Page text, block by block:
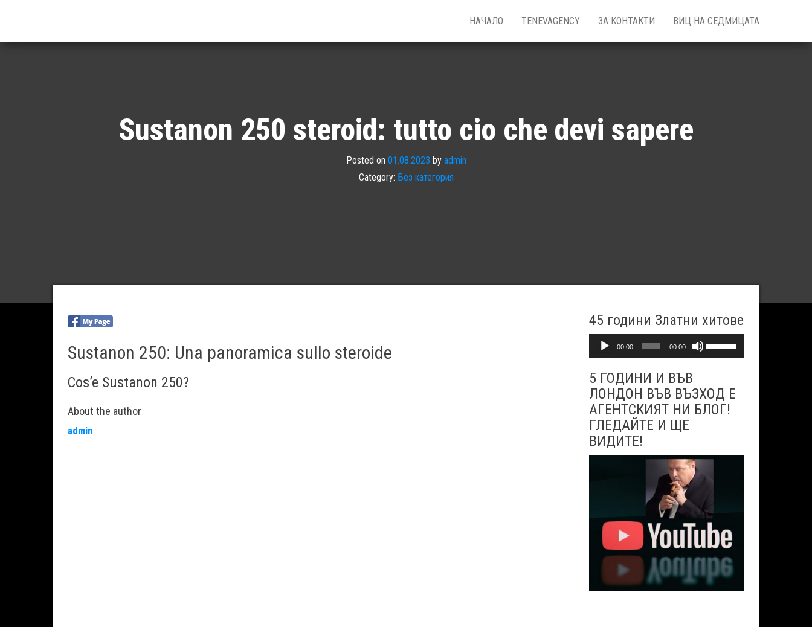
НАЧАЛО TENEVAGENCY ЗА КОНТАКТИ ВИЦ НА СЕДМИЦАТА
Sustanon 250 steroid: tutto cio che devi sapere
Posted on 01.08.2023 by admin
Category: Без категория
Sustanon 250: Una panoramica sullo steroide
Cos’e Sustanon 250?
About the author
admin
45 години Златни хитове
Аудио 00:00 00:00
Използвайте
стрелките
Надолу
за
или
5 ГОДИНИ И ВЪВ
ЛОНДОН ВЪВ ВЪЗХОД Е
АГЕНТСКИЯТ НИ БЛОГ!
ГЛЕДАЙТЕ И ЩЕ
ВИДИТЕ!